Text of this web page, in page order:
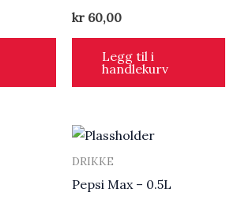
kr 60,00
Legg til i
handlekurv
DRIKKE
Pepsi Max – 0.5L